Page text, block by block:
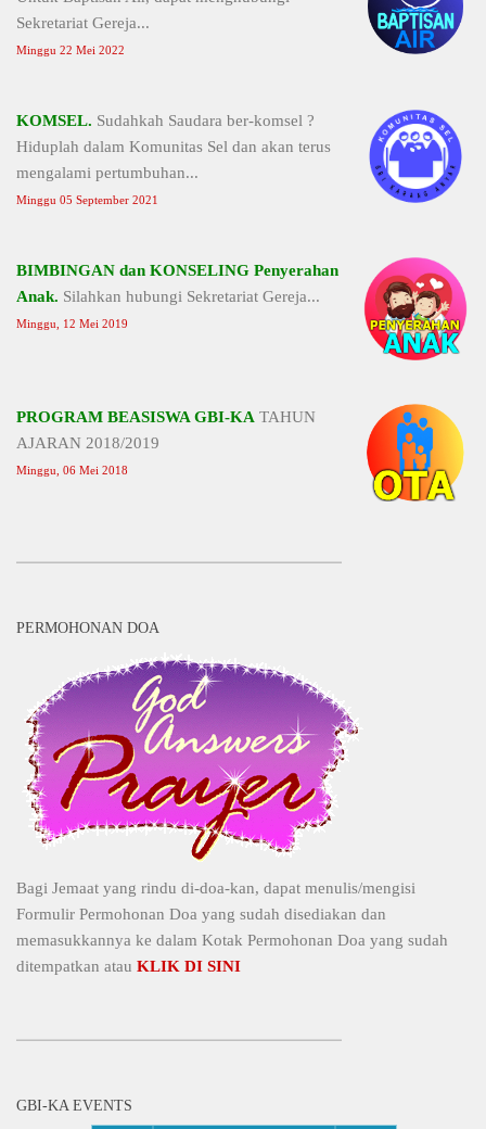
Sekretariat Gereja...
Minggu 22 Mei 2022
KOMSEL. Sudahkah Saudara ber-komsel ?
Hiduplah dalam Komunitas Sel dan akan terus
mengalami pertumbuhan...
Minggu 05 September 2021
BIMBINGAN dan KONSELING Penyerahan
Anak. Silahkan hubungi Sekretariat Gereja...
Minggu, 12 Mei 2019
PROGRAM BEASISWA GBI-KA TAHUN
AJARAN 2018/2019
Minggu, 06 Mei 2018
PERMOHONAN DOA
Bagi Jemaat yang rindu di-doa-kan, dapat menulis/mengisi
Formulir Permohonan Doa yang sudah disediakan dan
memasukkannya ke dalam Kotak Permohonan Doa yang sudah
ditempatkan atau KLIK DI SINI
GBI-KA EVENTS